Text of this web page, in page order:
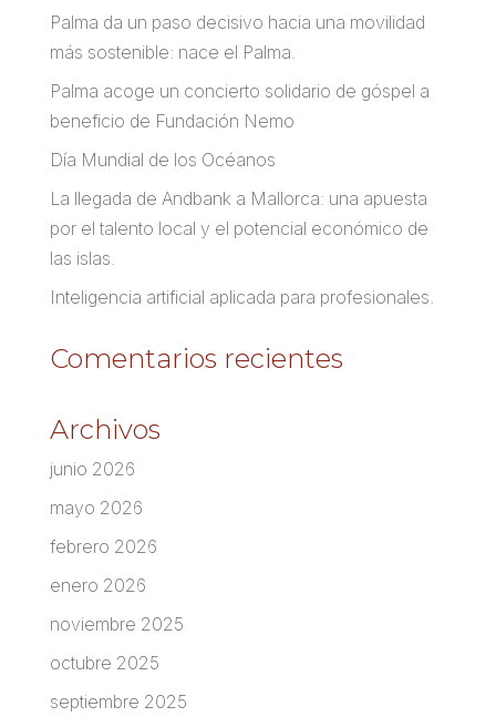
Palma da un paso decisivo hacia una movilidad
más sostenible: nace el Palma.
Palma acoge un concierto solidario de góspel a
beneficio de Fundación Nemo
Día Mundial de los Océanos
La llegada de Andbank a Mallorca: una apuesta
por el talento local y el potencial económico de
las islas.
Inteligencia artificial aplicada para profesionales.
Comentarios recientes
Archivos
junio 2026
mayo 2026
febrero 2026
enero 2026
noviembre 2025
octubre 2025
septiembre 2025